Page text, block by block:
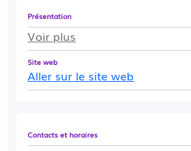
Présentation
Voir plus
Site web
Aller sur le site web
Contacts et horaires